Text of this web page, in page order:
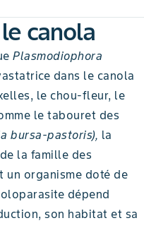
canola
Plasmodiophora
dans le canola
le chou-fleur, le
le tabouret des
bursa-pastoris), la
la famille des
un organisme doté de
dépend
son habitat et sa